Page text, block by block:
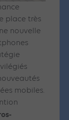
place très
nouvelle
mobiles.